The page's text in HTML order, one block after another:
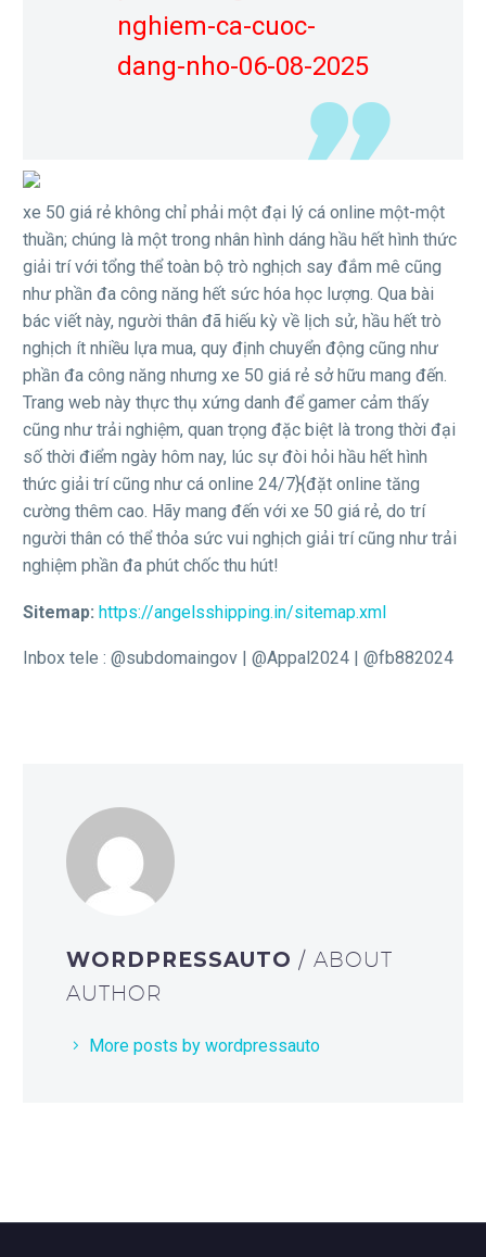
nghiem-ca-cuoc-
dang-nho-06-08-2025
xe 50 giá rẻ không chỉ phải một đại lý cá online một-một
thuần; chúng là một trong nhân hình dáng hầu hết hình thức
giải trí với tổng thể toàn bộ trò nghịch say đắm mê cũng
như phần đa công năng hết sức hóa học lượng. Qua bài
bác viết này, người thân đã hiếu kỳ về lịch sử, hầu hết trò
nghịch ít nhiều lựa mua, quy định chuyển động cũng như
phần đa công năng nhưng xe 50 giá rẻ sở hữu mang đến.
Trang web này thực thụ xứng danh để gamer cảm thấy
cũng như trải nghiệm, quan trọng đặc biệt là trong thời đại
số thời điểm ngày hôm nay, lúc sự đòi hỏi hầu hết hình
thức giải trí cũng như cá online 24/7}{đặt online tăng
cường thêm cao. Hãy mang đến với xe 50 giá rẻ, do trí
người thân có thể thỏa sức vui nghịch giải trí cũng như trải
nghiệm phần đa phút chốc thu hút!
Sitemap: https://angelsshipping.in/sitemap.xml
Inbox tele : @subdomaingov | @Appal2024 | @fb882024
WORDPRESSAUTO/ ABOUT
AUTHOR
More posts by wordpressauto